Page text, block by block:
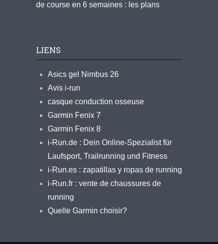
de course en 6 semaines : les plans
LIENS
Asics gel Nimbus 26
Avis i-run
casque conduction osseuse
Garmin Fenix 7
Garmin Fenix 8
i-Run.de : Dein Online-Spezialist für
Laufsport, Trailrunning und Fitness
i-Run.es : zapatillas y ropas de running
i-Run.fr : vente de chaussures de
running
Quelle Garmin choisir?